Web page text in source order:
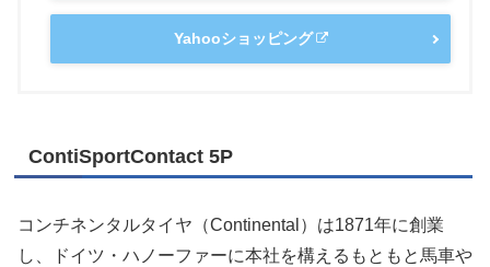
Yahooショッピング
ContiSportContact 5P
コンチネンタルタイヤ（Continental）は1871年に創業
し、ドイツ・ハノーファーに本社を構えるもともと馬車や